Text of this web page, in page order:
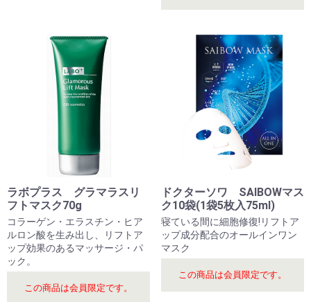
ラボプラス グラマラスリ
フトマスク70g
コラーゲン・エラスチン・ヒア
ルロン酸を生み出し、リフトア
ップ効果のあるマッサージ・パ
ック。
この商品は会員限定です。
ドクターソワ SAIBOWマス
ク10袋(1袋5枚入75ml)
寝ている間に細胞修復!リフトア
ップ成分配合のオールインワン
マスク
この商品は会員限定です。